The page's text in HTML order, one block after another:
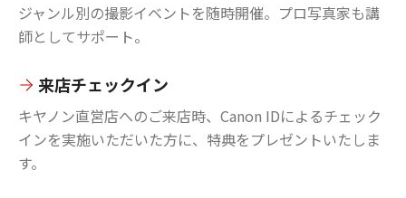
ジャンル別の撮影イベントを随時開催。プロ写真家も講
師としてサポート。
来店チェックイン
キヤノン直営店へのご来店時、Canon IDによるチェック
インを実施いただいた方に、特典をプレゼントいたしま
す。